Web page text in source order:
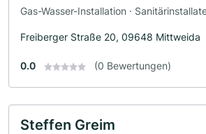
Gas-Wasser-Installation ·
Freiberger Straße 20, 09648 Mittweida
0.0 (0 Bewertungen)
Steffen Greim